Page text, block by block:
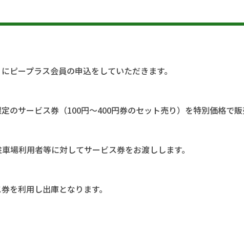
ピープラス会員の申込をしていただきます。
のサービス券（100円～400円券のセット売り）を特別価格で販
場利用者等に対してサービス券をお渡しします。
を利用し出庫となります。